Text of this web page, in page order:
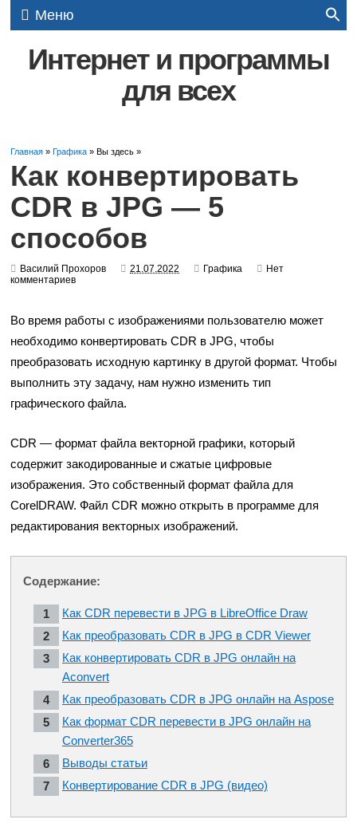
Меню
Интернет и программы
для всех
Главная »Графика » Вы здесь »
Как конвертировать
CDR в JPG — 5
способов
Василий Прохоров 21.07.2022 Графика
Нет
комментариев
Во время работы с изображениями пользователю может
необходимо конвертировать CDR в JPG, чтобы
преобразовать исходную картинку в другой формат. Чтобы
выполнить эту задачу, нам нужно изменить тип
графического файла.
CDR — формат файла векторной графики, который
содержит закодированные и сжатые цифровые
изображения. Это собственный формат файла для
CorelDRAW. Файл CDR можно открыть в программе для
редактирования векторных изображений.
Содержание:
Как CDR перевести в JPG в LibreOffice Draw
Как преобразовать CDR в JPG в CDR Viewer
Как конвертировать CDR в JPG онлайн на
Aconvert
Как преобразовать CDR в JPG онлайн на Aspose
Как формат CDR перевести в JPG онлайн на
Converter365
Выводы статьи
Конвертирование CDR в JPG (видео)